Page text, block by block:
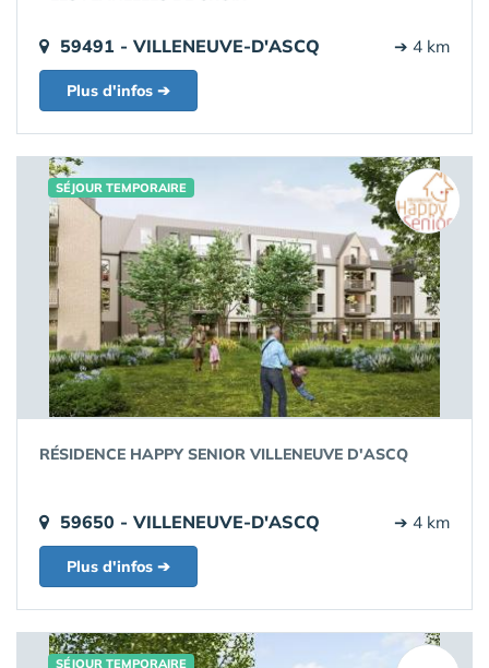
59491 - VILLENEUVE-D'ASCQ ➔ 4 km
Plus d'infos ➔
SÉJOUR TEMPORAIRE
RÉSIDENCE HAPPY SENIOR VILLENEUVE D'ASCQ
59650 - VILLENEUVE-D'ASCQ ➔ 4 km
Plus d'infos ➔
SÉJOUR TEMPORAIRE